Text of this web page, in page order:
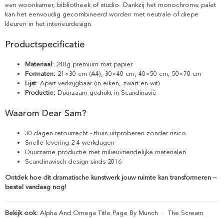
een woonkamer, bibliotheek of studio. Dankzij het monochrome palet
kan het eenvoudig gecombineerd worden met neutrale of diepe
kleuren in het interieurdesign.
Productspecificatie
Materiaal: 240g premium mat papier
Formaten: 21×30 cm (A4), 30×40 cm, 40×50 cm, 50×70 cm
Lijst: Apart verkrijgbaar (in eiken, zwart en wit)
Productie: Duurzaam gedrukt in Scandinavië
Waarom Dear Sam?
30 dagen retourrecht - thuis uitproberen zonder risico
Snelle levering 2-4 werkdagen
Duurzame productie met milieuvriendelijke materialen
Scandinavisch design sinds 2016
Ontdek hoe dit dramatische kunstwerk jouw ruimte kan transformeren –
bestel vandaag nog!
Bekijk ook: Alpha And Omega Title Page By Munch · The Scream